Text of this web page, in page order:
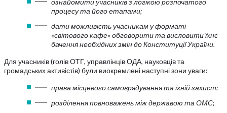
ознайомити учасників з логікою розпочатого
процесу та його етапами;
дати можливість учасникам у форматі
«світового кафе» обговорити та висловити їхнє
бачення необхідних змін до Конституції України.
Для учасників (голів ОТГ, управлінців ОДА, науковців та
громадських активістів) були виокремлені наступні зони уваги:
права місцевого самоврядування та їхній захист;
розділення повноважень між державою та ОМС;